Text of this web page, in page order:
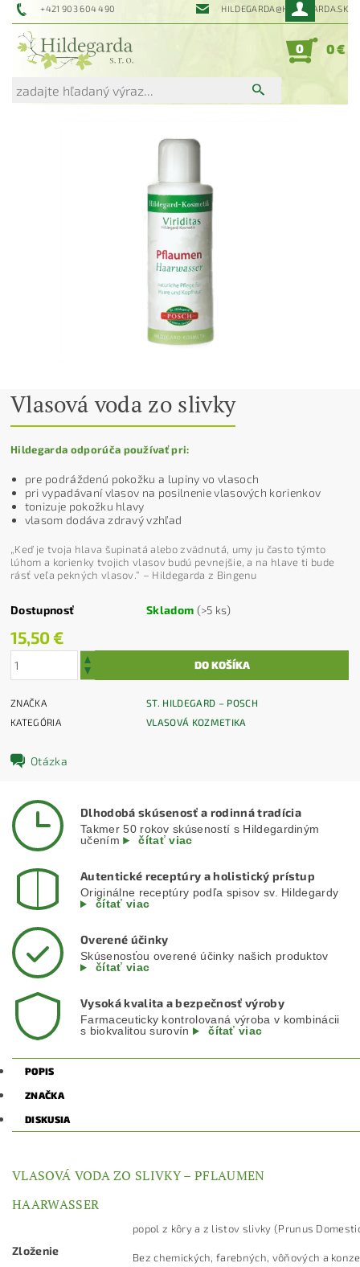
+421 903 604 490 HILDEGARDA@HILDEGARDA.SK
0 0 €
Vlasová voda zo slivky
Hildegarda odporúča používať pri:
pre podráždenú pokožku a lupiny vo vlasoch
pri vypadávaní vlasov na posilnenie vlasových korienkov
tonizuje pokožku hlavy
vlasom dodáva zdravý vzhľad
„Keď je tvoja hlava šupinatá alebo zvädnutá, umy ju často týmto
lúhom a korienky tvojich vlasov budú pevnejšie, a na hlave ti bude
rásť veľa pekných vlasov.“ – Hildegarda z Bingenu
Dostupnosť Skladom (>5 ks)
15,50 €
ZNAČKA
ST. HILDEGARD – POSCH
KATEGÓRIA
VLASOVÁ KOZMETIKA
Otázka
Dlhodobá skúsenosť a rodinná tradícia
Takmer 50 rokov skúseností s Hildegardiným
učením
čítať viac
Autentické receptúry a holistický prístup
Originálne receptúry podľa spisov sv. Hildegardy
čítať viac
Overené účinky
Skúsenosťou overené účinky našich produktov
čítať viac
Vysoká kvalita a bezpečnosť výroby
Farmaceuticky kontrolovaná výroba v kombinácii
s biokvalitou surovín
čítať viac
POPIS
ZNAČKA
DISKUSIA
VLASOVÁ VODA ZO SLIVKY – PFLAUMEN
HAARWASSER
Zloženie
popol z kôry a z listov slivky (Prunus
Bez chemických, farebných, vôňových a